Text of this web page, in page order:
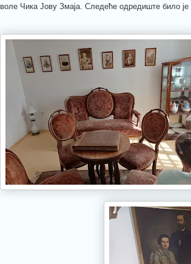
воле Чика Јову Змаја. Следеће одредиште било